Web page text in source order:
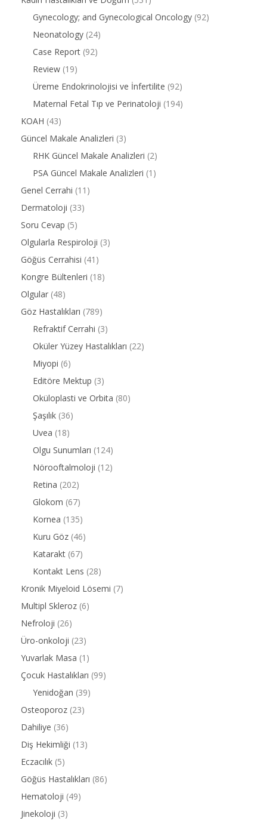
Gynecology; and Gynecological Oncology (92)
Neonatology (24)
Case Report (92)
Review (19)
Üreme Endokrinolojisi ve İnfertilite (92)
Maternal Fetal Tıp ve Perinatoloji (194)
KOAH (43)
Güncel Makale Analizleri (3)
RHK Güncel Makale Analizleri (2)
PSA Güncel Makale Analizleri (1)
Genel Cerrahi (11)
Dermatoloji (33)
Soru Cevap (5)
Olgularla Respiroloji (3)
Göğüs Cerrahisi (41)
Kongre Bültenleri (18)
Olgular (48)
Göz Hastalıkları (789)
Refraktif Cerrahi (3)
Oküler Yüzey Hastalıkları (22)
Miyopi (6)
Editöre Mektup (3)
Oküloplasti ve Orbita (80)
Şaşılık (36)
Uvea (18)
Olgu Sunumları (124)
Nörooftalmoloji (12)
Retina (202)
Glokom (67)
Kornea (135)
Kuru Göz (46)
Katarakt (67)
Kontakt Lens (28)
Kronik Miyeloid Lösemi (7)
Multipl Skleroz (6)
Nefroloji (26)
Üro-onkoloji (23)
Yuvarlak Masa (1)
Çocuk Hastalıkları (99)
Yenidoğan (39)
Osteoporoz (23)
Dahiliye (36)
Diş Hekimliği (13)
Eczacılık (5)
Göğüs Hastalıkları (86)
Hematoloji (49)
Jinekoloji (3)